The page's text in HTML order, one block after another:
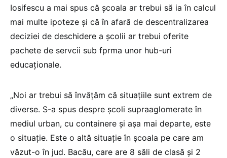
Iosifescu a mai spus că școala ar trebui să ia în calcul
mai multe ipoteze și că în afară de descentralizarea
deciziei de deschidere a școlii ar trebui oferite
pachete de servcii sub fprma unor hub-uri
educaționale.
„Noi ar trebui să învățăm că situațiile sunt extrem de
diverse. S-a spus despre școli supraaglomerate în
mediul urban, cu containere și așa mai departe, este
o situație. Este o altă situație în școala pe care am
văzut-o în jud. Bacău, care are 8 săli de clasă și 2